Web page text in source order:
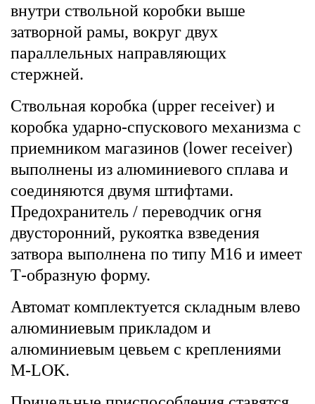
внутри ствольной коробки выше
затворной рамы, вокруг двух
параллельных направляющих
стержней.
Ствольная коробка (upper receiver) и
коробка ударно-спускового механизма с
приемником магазинов (lower receiver)
выполнены из алюминиевого сплава и
соединяются двумя штифтами.
Предохранитель / переводчик огня
двусторонний, рукоятка взведения
затвора выполнена по типу М16 и имеет
Т-образную форму.
Автомат комплектуется складным влево
алюминиевым прикладом и
алюминиевым цевьем с креплениями
M-LOK.